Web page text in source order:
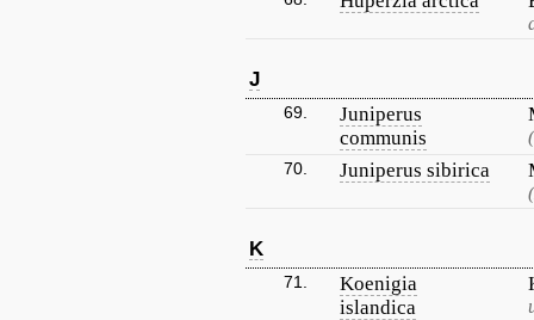
J
69.
Juniperus
communis
70. Juniperus sibirica
K
71.
Koenigia
islandica